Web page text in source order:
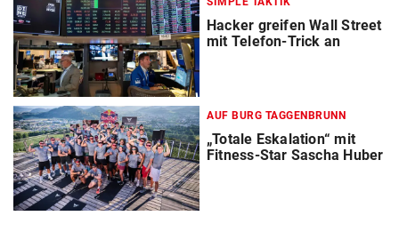
Hacker greifen Wall Street
mit Telefon-Trick an
AUF BURG TAGGENBRUNN
„Totale Eskalation“ mit
Fitness-Star Sascha Huber